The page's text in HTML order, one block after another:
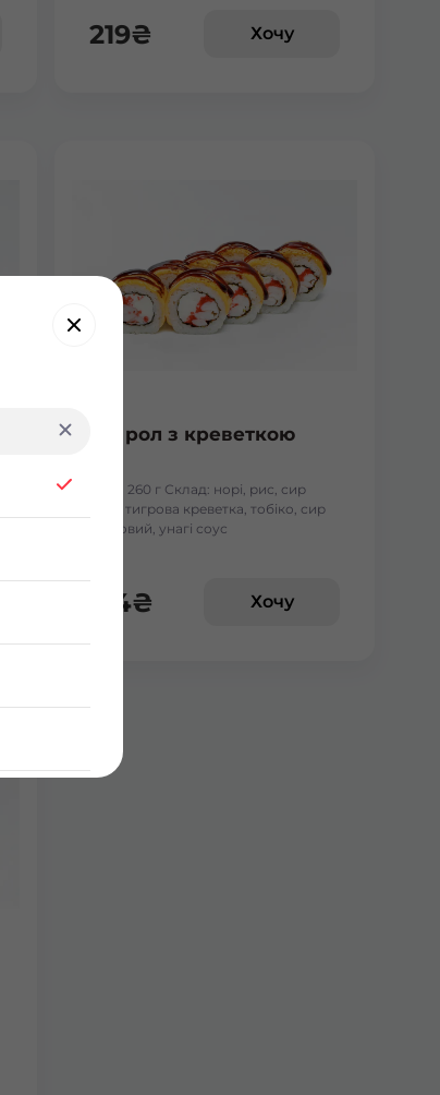
219₴ Хочу
Чіз рол з креветкою
Вага: 260 г Склад: норі, рис, сир
філа, тигрова креветка, тобіко, сир
тостовий, унагі соус
174₴ Хочу